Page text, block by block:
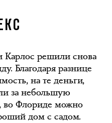
Карлос решили снова
Благодаря разнице
на те деньги,
за небольшую
во Флориде можно
дом с садом.